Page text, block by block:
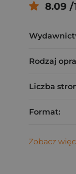
8.09 /
Rodzaj
Liczba
Format:
Zobacz